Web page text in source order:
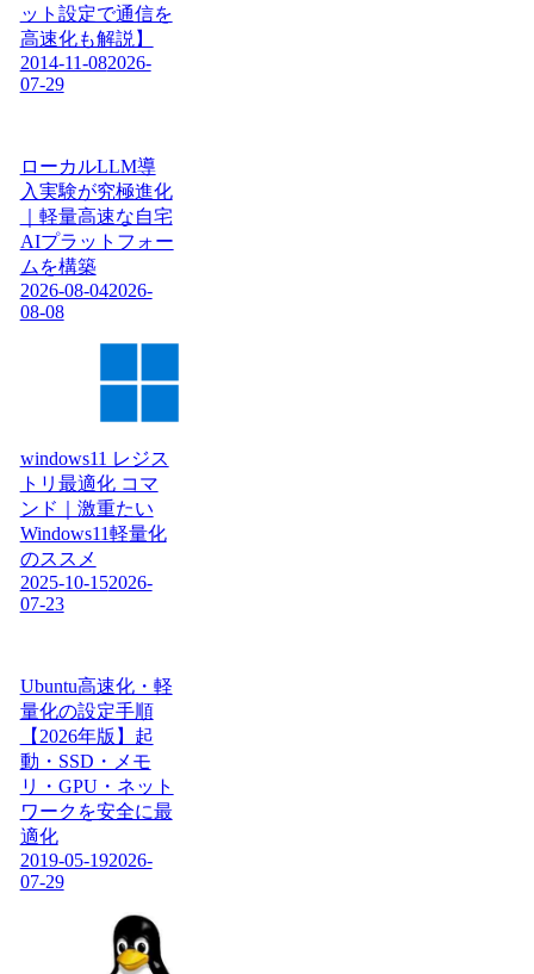
ット設定で通信を
高速化も解説】
2014-11-082026-
07-29
ローカルLLM導
入実験が究極進化
｜軽量高速な自宅
AIプラットフォー
ムを構築
2026-08-042026-
08-08
windows11 レジス
トリ最適化 コマ
ンド｜激重たい
Windows11軽量化
のススメ
2025-10-152026-
07-23
Ubuntu高速化・軽
量化の設定手順
【2026年版】起
動・SSD・メモ
リ・GPU・ネット
ワークを安全に最
適化
2019-05-192026-
07-29